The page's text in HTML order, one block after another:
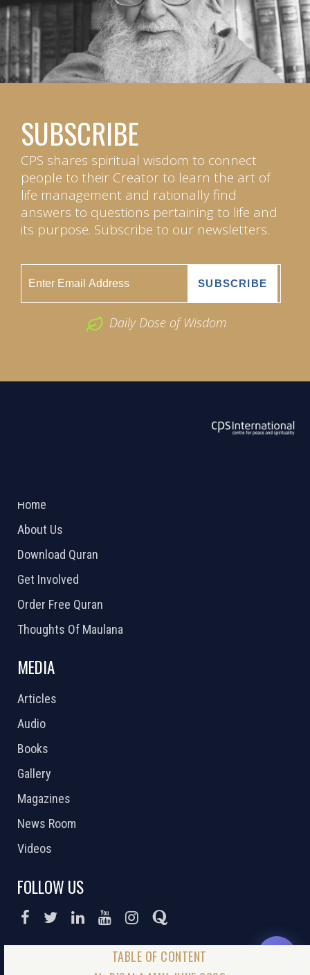
SUBSCRIBE
CPS shares spiritual wisdom to connect
people to their Creator to learn the art of
life management and rationally find
answers to questions pertaining to life and
its purpose. Subscribe to our newsletters.
Daily Dose of Wisdom
Home
About Us
Download Quran
Get Involved
Order Free Quran
Thoughts Of Maulana
MEDIA
Articles
Audio
Books
Gallery
Magazines
News Room
Videos
FOLLOW US
DONATE NOW